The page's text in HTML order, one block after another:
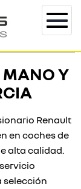
MANO Y
Renault
en coches de
alta calidad.
selección